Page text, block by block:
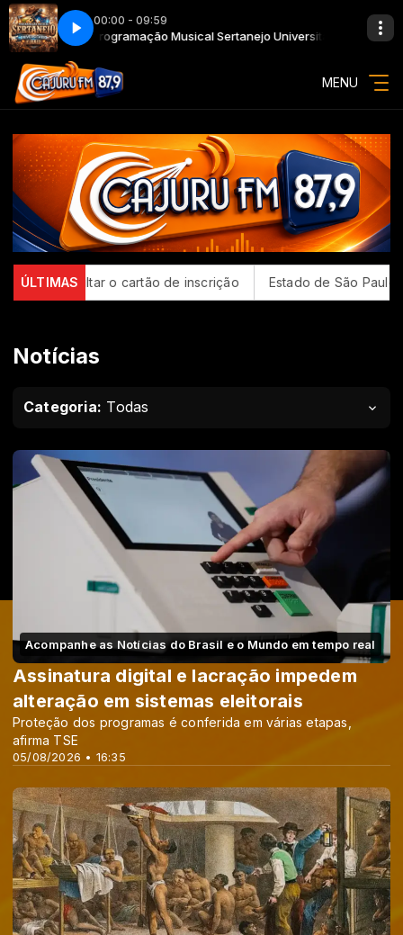
00:00 - 09:59
e RaizProgramação Musical Sertanejo Universitário e Raiz
MENU
ÚLTIMAS
o cartão de inscrição Estado de São Paulo confirma 23
Notícias
Categoria: Todas
Acompanhe as Notícias do Brasil e o Mundo em tempo real
05/08/2026 • 16:35
Assinatura digital e lacração impedem
alteração em sistemas eleitorais
Proteção dos programas é conferida em várias etapas,
afirma TSE